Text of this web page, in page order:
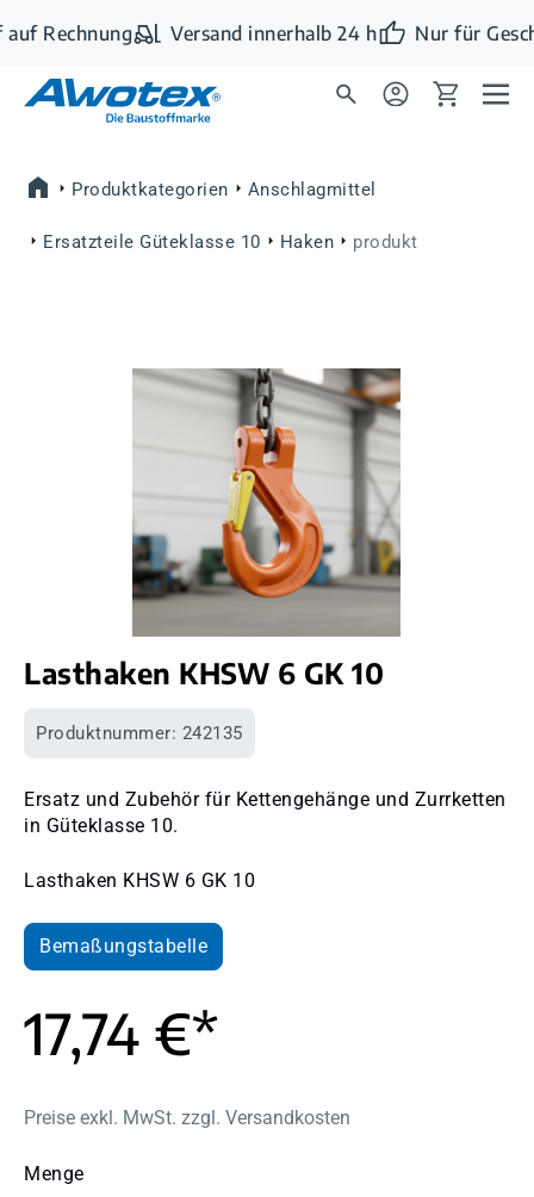
Zum Hauptinhalt springen
Rechnung Versand innerhalb 24 h Nur für
Produktkategorien Anschlagmittel
Ersatzteile Güteklasse 10 Haken produkt
Bildergalerie überspringen
Lasthaken KHSW 6 GK 10
Produktnummer: 242135
Ersatz und Zubehör für Kettengehänge und Zurrketten
in Güteklasse 10.
Lasthaken KHSW 6 GK 10
Bemaßungstabelle
17,74 €*
Preise exkl. MwSt. zzgl. Versandkosten